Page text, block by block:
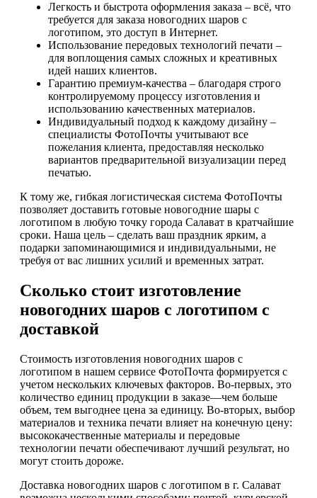
Легкость и быстрота оформления заказа – всё, что
требуется для заказа новогодних шаров с
логотипом, это доступ в Интернет.
Использование передовых технологий печати –
для воплощения самых сложных и креативных
идей наших клиентов.
Гарантию премиум-качества – благодаря строго
контролируемому процессу изготовления и
использованию качественных материалов.
Индивидуальный подход к каждому дизайну –
специалисты ФотоПочты учитывают все
пожелания клиента, предоставляя несколько
вариантов предварительной визуализации перед
печатью.
К тому же, гибкая логистическая система ФотоПочты
позволяет доставить готовые новогодние шары с
логотипом в любую точку города Салават в кратчайшие
сроки. Наша цель – сделать ваш праздник ярким, а
подарки запоминающимися и индивидуальными, не
требуя от вас лишних усилий и временных затрат.
Сколько стоит изготовление
новогодних шаров с логотипом с
доставкой
Стоимость изготовления новогодних шаров с
логотипом в нашем сервисе ФотоПочта формируется с
учетом нескольких ключевых факторов. Во-первых, это
количество единиц продукции в заказе—чем больше
объем, тем выгоднее цена за единицу. Во-вторых, выбор
материалов и техника печати влияет на конечную цену:
высококачественные материалы и передовые
технологии печати обеспечивают лучший результат, но
могут стоить дороже.
Доставка новогодних шаров с логотипом в г. Салават